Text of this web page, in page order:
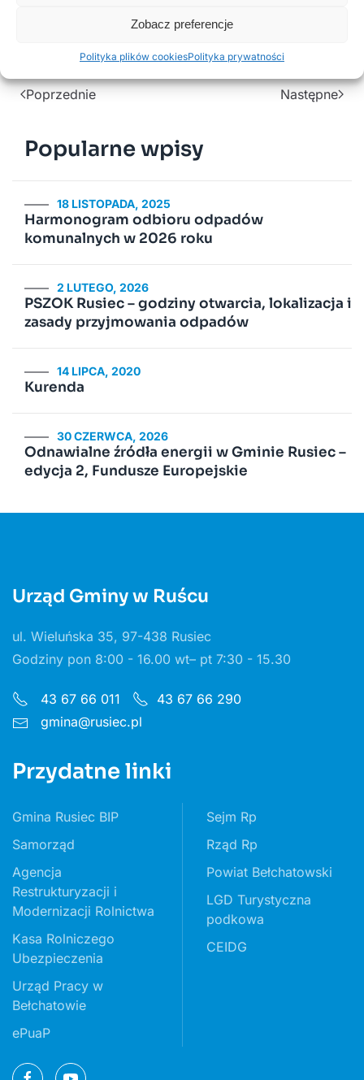
Zobacz preferencje
Polityka plików cookiesPolityka prywatności
/-/ Małgorzata Włodarczyk
Poprzednie Następne
Popularne wpisy
18 LISTOPADA, 2025
Harmonogram odbioru odpadów
komunalnych w 2026 roku
2 LUTEGO, 2026
PSZOK Rusiec – godziny otwarcia, lokalizacja i
zasady przyjmowania odpadów
14 LIPCA, 2020
Kurenda
30 CZERWCA, 2026
Odnawialne źródła energii w Gminie Rusiec –
edycja 2, Fundusze Europejskie
Urząd Gminy w Ruścu
ul. Wieluńska 35, 97-438 Rusiec
Godziny pon 8:00 - 16.00 wt– pt 7:30 - 15.30
43 67 66 011
43 67 66 290
gmina@rusiec.pl
Przydatne linki
Gmina Rusiec BIP
Samorząd
Agencja
Restrukturyzacji i
Modernizacji Rolnictwa
Kasa Rolniczego
Ubezpieczenia
Urząd Pracy w
Bełchatowie
ePuaP
Sejm Rp
Rząd Rp
Powiat Bełchatowski
LGD Turystyczna
podkowa
CEIDG